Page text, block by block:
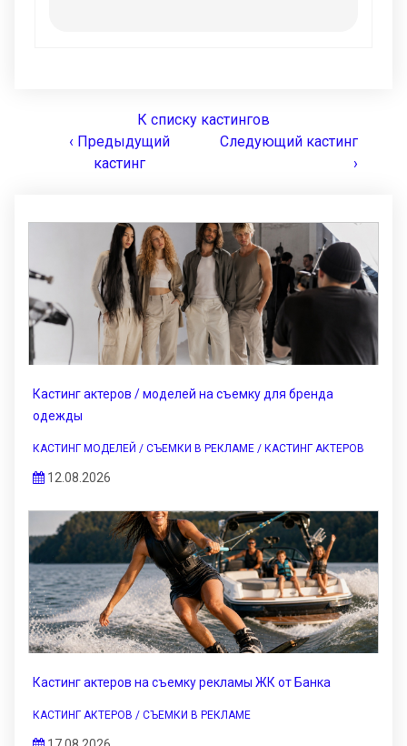
К списку кастингов
‹ Предыдущий
кастинг
Следующий кастинг
›
Кастинг актеров / моделей на съемку для бренда
одежды
КАСТИНГ МОДЕЛЕЙ / СЪЕМКИ В РЕКЛАМЕ / КАСТИНГ АКТЕРОВ
12.08.2026
Кастинг актеров на съемку рекламы ЖК от Банка
КАСТИНГ АКТЕРОВ / СЪЕМКИ В РЕКЛАМЕ